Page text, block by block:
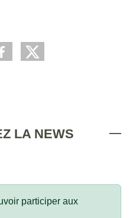
LA NEWS
participer aux